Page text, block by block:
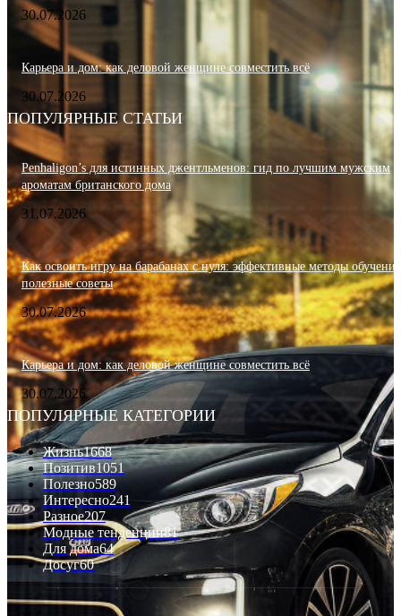
30.07.2026
Карьера и дом: как деловой женщине совместить всё
30.07.2026
ПОПУЛЯРНЫЕ СТАТЬИ
Penhaligon’s для истинных джентльменов: гид по лучшим мужским
ароматам британского дома
31.07.2026
Как освоить игру на барабанах с нуля: эффективные методы
полезные советы
30.07.2026
Карьера и дом: как деловой женщине совместить всё
30.07.2026
ПОПУЛЯРНЫЕ КАТЕГОРИИ
Жизнь1668
Позитив1051
Полезно589
Интересно241
Разное207
Модные тенденции81
Для дома64
Досуг60